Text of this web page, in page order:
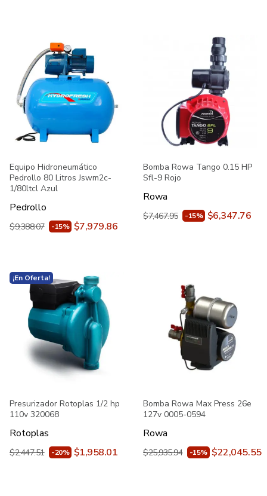
Equipo Hidroneumático
Pedrollo 80 Litros Jswm2c-
1/80ltcl Azul
Pedrollo
$9,388.07 -15% $7,979.86
Bomba Rowa Tango 0.15 HP
Sfl-9 Rojo
Rowa
$7,467.95 -15% $6,347.76
¡En Oferta!
Presurizador Rotoplas 1/2 hp
110v 320068
Rotoplas
$2,447.51 -20% $1,958.01
Bomba Rowa Max Press 26e
127v 0005-0594
Rowa
$25,935.94 -15% $22,045.55